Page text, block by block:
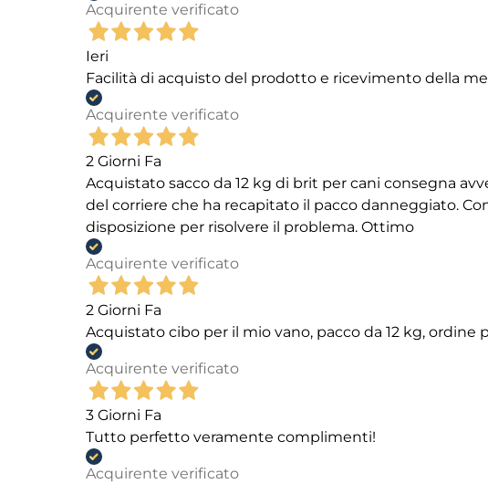
Acquirente verificato
Ieri
Facilità di acquisto del prodotto e ricevimento della
Acquirente verificato
2 Giorni Fa
Acquistato sacco da 12 kg di brit per cani consegna
del corriere che ha recapitato il pacco danneggiato.
disposizione per risolvere il problema. Ottimo
Acquirente verificato
2 Giorni Fa
Acquistato cibo per il mio vano, pacco da 12 kg,
Acquirente verificato
3 Giorni Fa
Tutto perfetto veramente complimenti!
Acquirente verificato